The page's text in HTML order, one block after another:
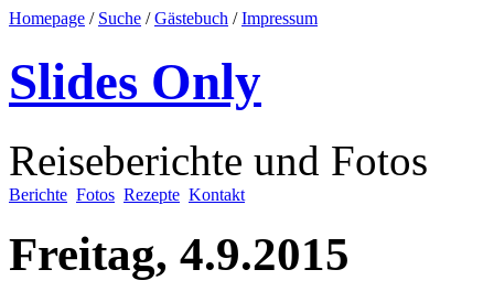
Homepage / Suche /Gästebuch /Impressum
Slides Only
Reiseberichte und Fotos
Berichte Fotos Rezepte Kontakt
Freitag, 4.9.2015